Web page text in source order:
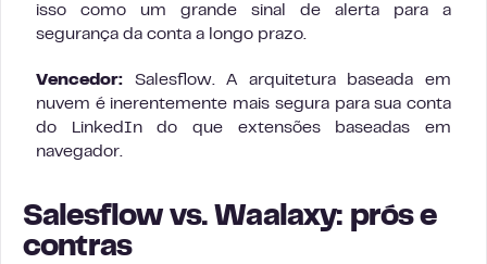
isso como um grande sinal de alerta para a
segurança da conta a longo prazo.
Vencedor: Salesflow. A arquitetura baseada em
nuvem é inerentemente mais segura para sua conta
do LinkedIn do que extensões baseadas em
navegador.
Salesflow vs. Waalaxy: prós e
contras